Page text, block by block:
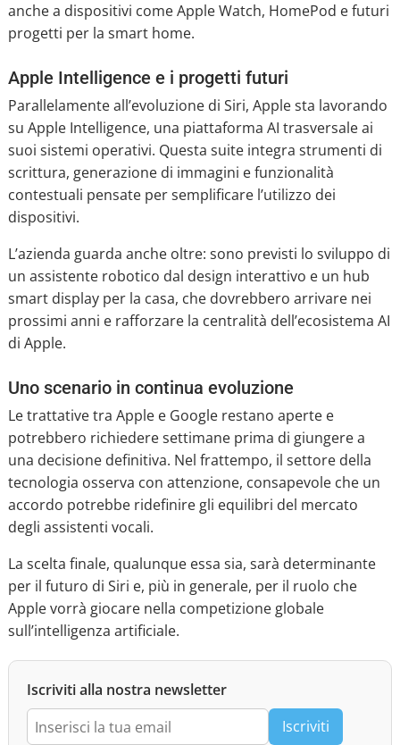
anche a dispositivi come Apple Watch, HomePod e futuri
progetti per la smart home.
Apple Intelligence e i progetti futuri
Parallelamente all’evoluzione di Siri, Apple sta lavorando
su Apple Intelligence, una piattaforma AI trasversale ai
suoi sistemi operativi. Questa suite integra strumenti di
scrittura, generazione di immagini e funzionalità
contestuali pensate per semplificare l’utilizzo dei
dispositivi.
L’azienda guarda anche oltre: sono previsti lo sviluppo di
un assistente robotico dal design interattivo e un hub
smart display per la casa, che dovrebbero arrivare nei
prossimi anni e rafforzare la centralità dell’ecosistema AI
di Apple.
Uno scenario in continua evoluzione
Le trattative tra Apple e Google restano aperte e
potrebbero richiedere settimane prima di giungere a
una decisione definitiva. Nel frattempo, il settore della
tecnologia osserva con attenzione, consapevole che un
accordo potrebbe ridefinire gli equilibri del mercato
degli assistenti vocali.
La scelta finale, qualunque essa sia, sarà determinante
per il futuro di Siri e, più in generale, per il ruolo che
Apple vorrà giocare nella competizione globale
sull’intelligenza artificiale.
Iscriviti alla nostra newsletter
Iscriviti